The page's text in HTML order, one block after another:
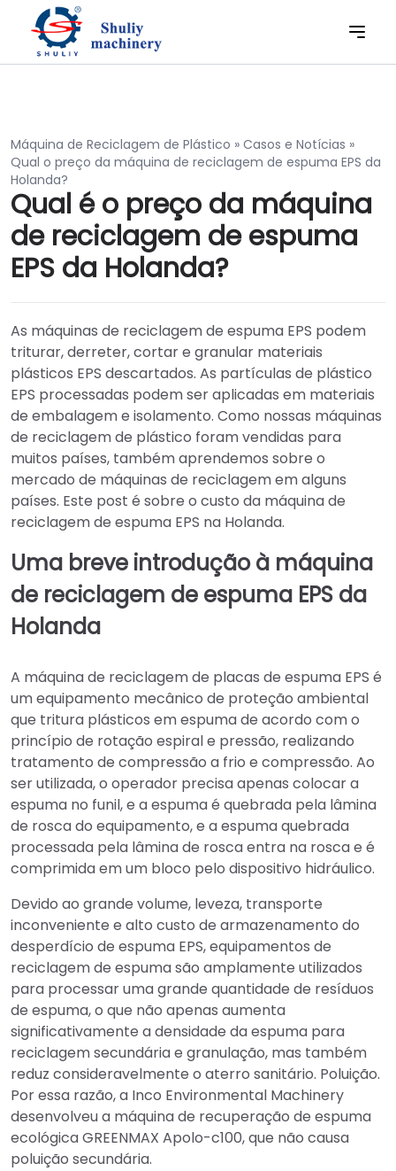
Máquina de Reciclagem de Plástico » Casos e Notícias »
Qual o preço da máquina de reciclagem de espuma EPS da
Holanda?
Qual é o preço da máquina
de reciclagem de espuma
EPS da Holanda?
As máquinas de reciclagem de espuma EPS podem
triturar, derreter, cortar e granular materiais
plásticos EPS descartados. As partículas de plástico
EPS processadas podem ser aplicadas em materiais
de embalagem e isolamento. Como nossas máquinas
de reciclagem de plástico foram vendidas para
muitos países, também aprendemos sobre o
mercado de máquinas de reciclagem em alguns
países. Este post é sobre o custo da máquina de
reciclagem de espuma EPS na Holanda.
Uma breve introdução à máquina
de reciclagem de espuma EPS da
Holanda
A máquina de reciclagem de placas de espuma EPS é
um equipamento mecânico de proteção ambiental
que tritura plásticos em espuma de acordo com o
princípio de rotação espiral e pressão, realizando
tratamento de compressão a frio e compressão. Ao
ser utilizada, o operador precisa apenas colocar a
espuma no funil, e a espuma é quebrada pela lâmina
de rosca do equipamento, e a espuma quebrada
processada pela lâmina de rosca entra na rosca e é
comprimida em um bloco pelo dispositivo hidráulico.
Devido ao grande volume, leveza, transporte
inconveniente e alto custo de armazenamento do
desperdício de espuma EPS, equipamentos de
reciclagem de espuma são amplamente utilizados
para processar uma grande quantidade de resíduos
de espuma, o que não apenas aumenta
significativamente a densidade da espuma para
reciclagem secundária e granulação, mas também
reduz consideravelmente o aterro sanitário. Poluição.
Por essa razão, a Inco Environmental Machinery
desenvolveu a máquina de recuperação de espuma
ecológica GREENMAX Apolo-c100, que não causa
poluição secundária.